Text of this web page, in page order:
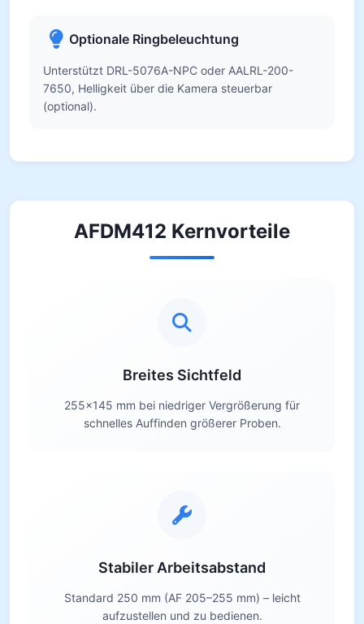
Optionale Ringbeleuchtung
Unterstützt DRL-5076A-NPC oder AALRL-200-
7650, Helligkeit über die Kamera steuerbar
(optional).
AFDM412 Kernvorteile
Breites Sichtfeld
255×145 mm bei niedriger Vergrößerung für
schnelles Auffinden größerer Proben.
Stabiler Arbeitsabstand
Standard 250 mm (AF 205–255 mm) – leicht
aufzustellen und zu bedienen.